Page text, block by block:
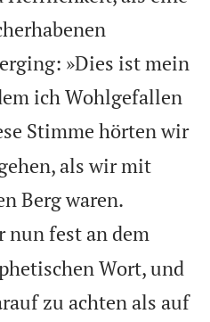
»Dies ist mein
ich Wohlgefallen
Stimme hörten wir
als wir mit
Berg waren.
nun fest an dem
Wort, und
zu achten als auf